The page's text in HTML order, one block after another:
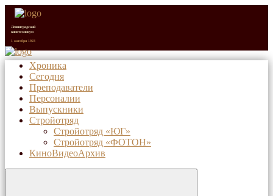
Ленинградский
кинотехникум
1 октября 1923
Санкт-Петербургский
киновидеотехнический
колледж (с 1992 г.)
1 октября 2023
Хроника
Сегодня
Преподаватели
Персоналии
Выпускники
Стройотряд
Стройотряд «ЮГ»
Стройотряд «ФОТОН»
КиноВидеоАрхив